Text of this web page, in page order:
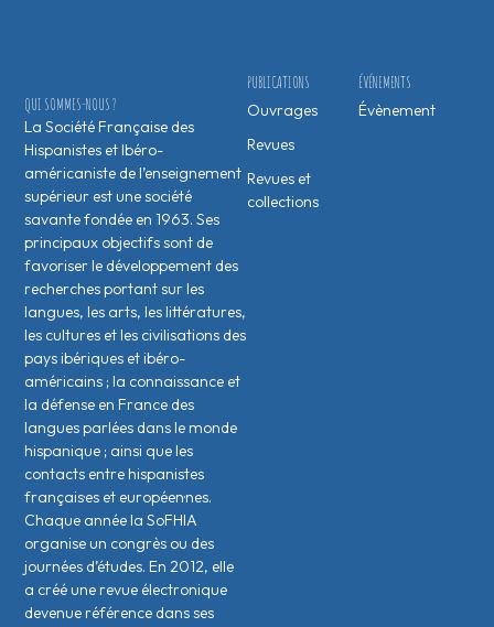
ÉVÉNEMENTS
Évènement
PUBLICATIONS
Ouvrages
Revues
Revues et
collections
QUI SOMMES-NOUS ?
La Société Française des
Hispanistes et Ibéro-
américaniste de l’enseignement
supérieur est une société
savante fondée en 1963. Ses
principaux objectifs sont de
favoriser le développement des
recherches portant sur les
langues, les arts, les littératures,
les cultures et les civilisations des
pays ibériques et ibéro-
américains ; la connaissance et
la défense en France des
langues parlées dans le monde
hispanique ; ainsi que les
contacts entre hispanistes
français·es et européen·nes.
Chaque année la SoFHIA
organise un congrès ou des
journées d’études. En 2012, elle
a créé une revue électronique
devenue référence dans ses